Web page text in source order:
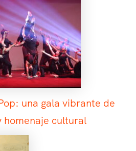
una gala vibrante de
homenaje cultural